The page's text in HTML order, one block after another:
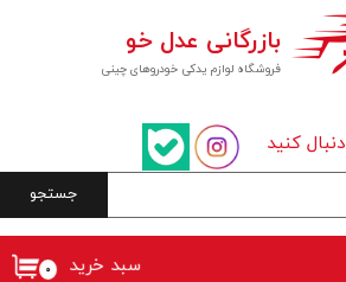
فروشگاه لوازم یدکی خودروهای چینی
بازرگانی عدل خو
جستجو
۰ سبد خرید
کنید